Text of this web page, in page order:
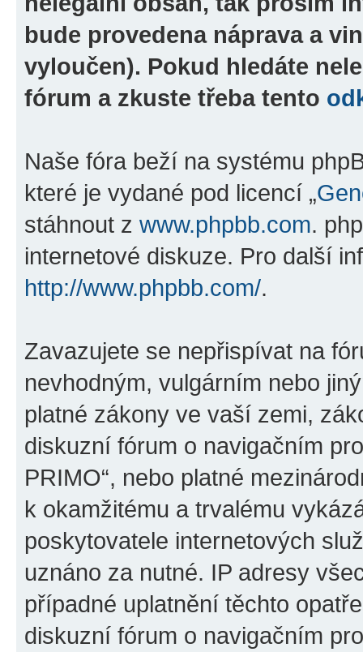
bude provedena náprava a
vyloučen). Pokud hledáte
fórum a zkuste třeba tento
Naše fóra beží na systému
které je vydané pod licencí „
stáhnout z www.phpbb.com.
internetové diskuze. Pro další
http://www.phpbb.com/.
Zavazujete se nepřispívat na
nevhodným, vulgárním nebo
platné zákony ve vaší zemi,
diskuzní fórum o navigačním
PRIMO“, nebo platné
k okamžitému a trvalému
poskytovatele internetových
uznáno za nutné. IP adresy
případné uplatnění těchto
diskuzní fórum o navigačním